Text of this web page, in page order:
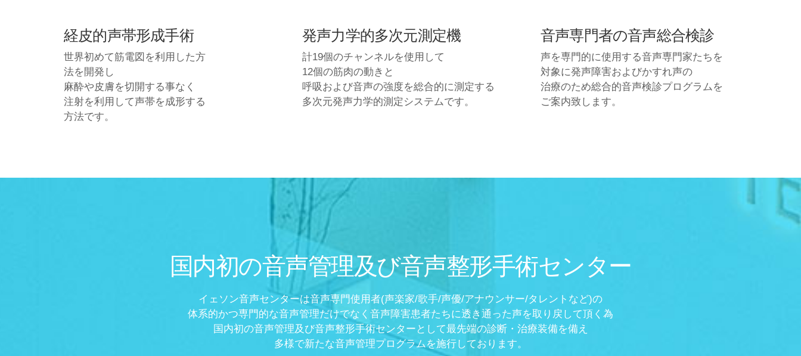
経皮的声帯形成手術
世界初めて筋電図を利用した方
法を開発し
麻酔や皮膚を切開する事なく
注射を利用して声帯を成形する
方法です。
発声力学的多次元測定機
計19個のチャンネルを使用して
12個の筋肉の動きと
呼吸および音声の強度を総合的に測定する
多次元発声力学的測定システムです。
音声専門者の音声総合検診
声を専門的に使用する音声専門家たちを
対象に発声障害およびかすれ声の
治療のため総合的音声検診プログラムを
ご案内致します。
国内初の音声管理及び音声整形手術センター
イェソン音声センターは音声専門使用者(声楽家/歌手/声優/アナウンサー/タレントなど)の
体系的かつ専門的な音声管理だけでなく音声障害患者たちに透き通った声を取り戻して頂く為
国内初の音声管理及び音声整形手術センターとして最先端の診断・治療装備を備え
多様で新たな音声管理プログラムを施行しております。